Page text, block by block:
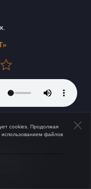
cookies. Продолжая
использованием файлов